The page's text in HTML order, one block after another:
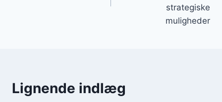
strategiske
muligheder
Lignende indlæg